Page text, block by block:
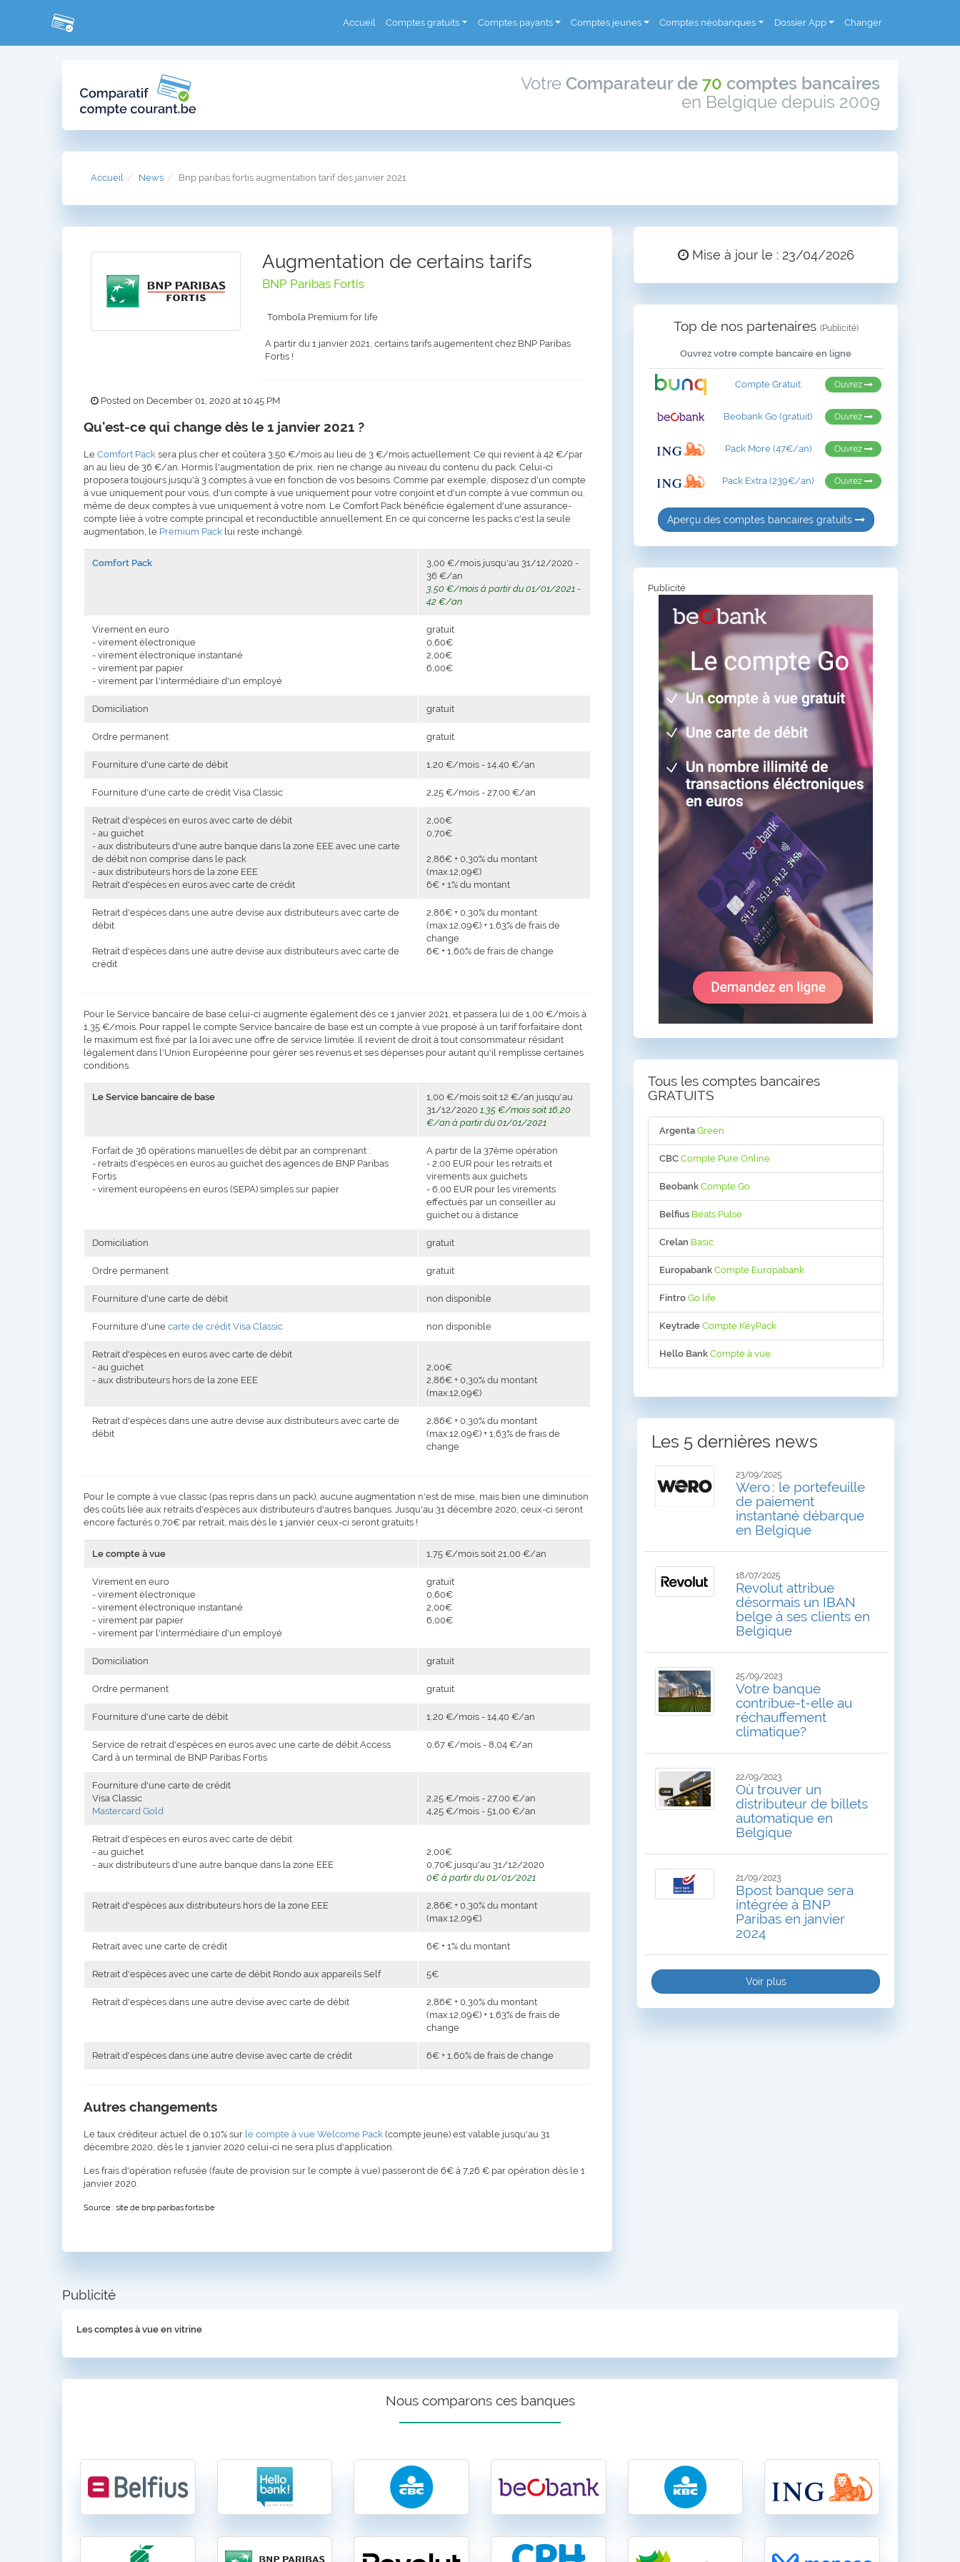
Accueil Comptes gratuits Comptes payants Comptes jeunes Comptes néobanques Dossier App Changer
Votre Comparateur de 70 comptes bancaires
en Belgique depuis 2009
Accueil News Bnp paribas fortis augmentation tarif des janvier 2021
Augmentation de certains tarifs
BNP Paribas Fortis
Tombola Premium for life
A partir du 1 janvier 2021, certains tarifs augementent chez BNP Paribas
Fortis !
Posted on December 01, 2020 at 10:45 PM
Qu'est-ce qui change dès le 1 janvier 2021 ?
Le Comfort Pack sera plus cher et coûtera 3,50 €/mois au lieu de 3 €/mois actuellement. Ce qui revient à 42 €/par
an au lieu de 36 €/an. Hormis l'augmentation de prix, rien ne change au niveau du contenu du pack. Celui-ci
proposera toujours jusqu'à 3 comptes à vue en fonction de vos besoins. Comme par exemple, disposez d'un compte
à vue uniquement pour vous, d'un compte à vue uniquement pour votre conjoint et d'un compte à vue commun ou,
même de deux comptes à vue uniquement à votre nom. Le Comfort Pack bénéficie également d'une assurance-
compte liée à votre compte principal et reconductible annuellement. En ce qui concerne les packs c'est la seule
augmentation, le Premium Pack lui reste inchangé.
Comfort Pack
3,00 €/mois jusqu'au 31/12/2020 -
36 €/an
3,50 €/mois à partir du 01/01/2021 -
42 €/an
Virement en euro
- virement électronique
- virement électronique instantané
- virement par papier
- virement par l'intermédiaire d'un employé
gratuit
0,60€
2,00€
6,00€
Domiciliation gratuit
Ordre permanent gratuit
Fourniture d'une carte de débit 1,20 €/mois - 14,40 €/an
Fourniture d'une carte de crédit Visa Classic 2,25 €/mois - 27,00 €/an
Retrait d'espèces en euros avec carte de débit
- au guichet
- aux distributeurs d'une autre banque dans la zone EEE avec une carte
de débit non comprise dans le pack
- aux distributeurs hors de la zone EEE
Retrait d'espèces en euros avec carte de crédit
2,00€
0,70€
2,86€ + 0,30% du montant
(max.12,09€)
6€ + 1% du montant
Retrait d'espèces dans une autre devise aux distributeurs avec carte de
débit
Retrait d'espèces dans une autre devise aux distributeurs avec carte de
crédit
2,86€ + 0,30% du montant
(max.12,09€) + 1,63% de frais de
change
6€ + 1,60% de frais de change
Pour le Service bancaire de base celui-ci augmente également dès ce 1 janvier 2021, et passera lui de 1,00 €/mois à
1,35 €/mois. Pour rappel le compte Service bancaire de base est un compte à vue proposé à un tarif forfaitaire dont
le maximum est fixé par la loi avec une offre de service limitée. Il revient de droit à tout consommateur résidant
légalement dans l'Union Européenne pour gérer ses revenus et ses dépenses pour autant qu'il remplisse certaines
conditions.
Le Service bancaire de base
1,00 €/mois soit 12 €/an jusqu'au
31/12/2020 1,35 €/mois soit 16,20
€/an à partir du 01/01/2021
Forfait de 36 opérations manuelles de débit par an comprenant :
- retraits d'espèces en euros au guichet des agences de BNP Paribas
Fortis
- virement européens en euros (SEPA) simples sur papier
A partir de la 37ème opération
- 2,00 EUR pour les retraits et
virements aux guichets
- 6,00 EUR pour les virements
effectués par un conseiller au
guichet ou à distance
Domiciliation gratuit
Ordre permanent gratuit
Fourniture d'une carte de débit non disponible
Fourniture d'une carte de crédit Visa Classic non disponible
Retrait d'espèces en euros avec carte de débit
- au guichet
- aux distributeurs hors de la zone EEE
2,00€
2,86€ + 0,30% du montant
(max.12,09€)
Retrait d'espèces dans une autre devise aux distributeurs avec carte de
débit
2,86€ + 0,30% du montant
(max.12,09€) + 1,63% de frais de
change
Pour le compte à vue classic (pas repris dans un pack), aucune augmentation n'est de mise, mais bien une diminution
des coûts liée aux retraits d'espèces aux distributeurs d'autres banques. Jusqu'au 31 décembre 2020, ceux-ci seront
encore facturés 0,70€ par retrait, mais dès le 1 janvier ceux-ci seront gratuits !
Le compte à vue 1,75 €/mois soit 21,00 €/an
Virement en euro
- virement électronique
- virement électronique instantané
- virement par papier
- virement par l'intermédiaire d'un employé
gratuit
0,60€
2,00€
6,00€
Domiciliation gratuit
Ordre permanent gratuit
Fourniture d'une carte de débit 1,20 €/mois - 14,40 €/an
Service de retrait d'espèces en euros avec une carte de débit Access
Card à un terminal de BNP Paribas Fortis
0,67 €/mois - 8,04 €/an
Fourniture d'une carte de crédit
Visa Classic
Mastercard Gold
2,25 €/mois - 27,00 €/an
4,25 €/mois - 51,00 €/an
Retrait d'espèces en euros avec carte de débit
- au guichet
- aux distributeurs d'une autre banque dans la zone EEE
2,00€
0,70€ jusqu'au 31/12/2020
0€ à partir du 01/01/2021
Retrait d'espèces aux distributeurs hors de la zone EEE
2,86€ + 0,30% du montant
(max.12,09€)
Retrait avec une carte de crédit 6€ + 1% du montant
Retrait d'espèces avec une carte de débit Rondo aux appareils Self 5€
Retrait d'espèces dans une autre devise avec carte de débit
2,86€ + 0,30% du montant
(max.12,09€) + 1,63% de frais de
change
Retrait d'espèces dans une autre devise avec carte de crédit 6€ + 1,60% de frais de change
Autres changements
Le taux créditeur actuel de 0,10% sur le compte à vue Welcome Pack (compte jeune) est valable jusqu'au 31
décembre 2020, dès le 1 janvier 2020 celui-ci ne sera plus d'application.
Les frais d'opération refusée (faute de provision sur le compte à vue) passeront de 6€ à 7,26 € par opération dès le 1
janvier 2020.
Source : site de bnp.paribas.fortis.be
Mise à jour le : 23/04/2026
Top de nos partenaires (Publicité)
Ouvrez votre compte bancaire en ligne
Compte Gratuit Ouvrez
Beobank Go (gratuit) Ouvrez
Pack More (47€/an) Ouvrez
Pack Extra (239€/an) Ouvrez
Aperçu des comptes bancaires gratuits
Publicité
Tous les comptes bancaires
GRATUITS
Argenta Green
CBC Compte Pure Online
Beobank Compte Go
Belfius Beats Pulse
Crelan Basic
Europabank Compte Europabank
Fintro Go life
Keytrade Compte KeyPack
Hello Bank Compte à vue
Les 5 dernières news
23/09/2025
Wero : le portefeuille
de paiement
instantané débarque
en Belgique
18/07/2025
Revolut attribue
désormais un IBAN
belge à ses clients en
Belgique
25/09/2023
Votre banque
contribue-t-elle au
réchauffement
climatique?
22/09/2023
Où trouver un
distributeur de billets
automatique en
Belgique
21/09/2023
Bpost banque sera
intégrée à BNP
Paribas en janvier
2024
Voir plus
Publicité
Les comptes à vue en vitrine
Nous comparons ces banques